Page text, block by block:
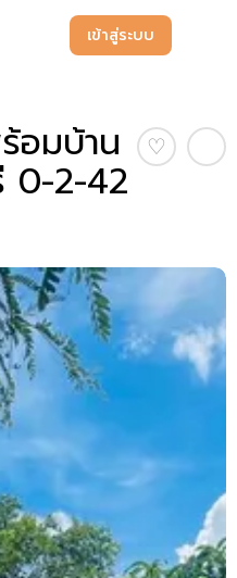
เข้าสู่ระบบ
อมบ้าน
0-2-42
♡